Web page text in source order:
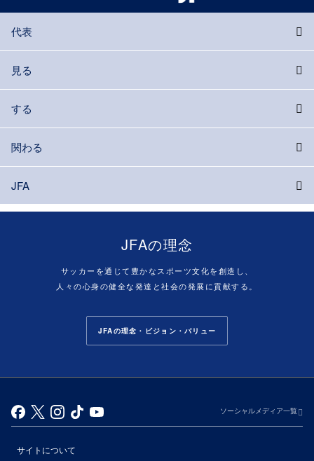
代表
見る
する
関わる
JFA
JFAの理念
サッカーを通じて豊かなスポーツ文化を創造し、
人々の心身の健全な発達と社会の発展に貢献する。
JFAの理念・ビジョン・バリュー
ソーシャルメディア一覧
サイトについて